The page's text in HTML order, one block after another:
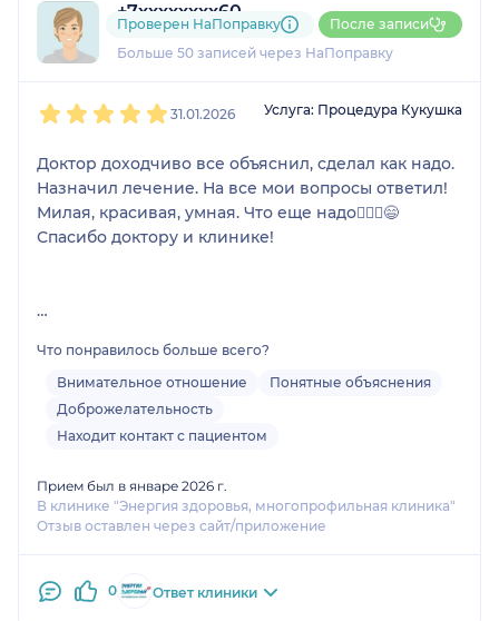
+7xxxxxxxx60
26 отзывов
Больше 50 записей через НаПоправку
Проверен НаПоправку После записи
31.01.2026 Услуга: Процедура Кукушка
Доктор доходчиво все объяснил, сделал как надо.
Назначил лечение. На все мои вопросы ответил!
Милая, красивая, умная. Что еще надо🤷🏼‍♀️😄
Спасибо доктору и клинике!
Что понравилось больше всего?
Внимательное отношение
Понятные объяснения
Доброжелательность
Находит контакт с пациентом
Прием был в январе 2026 г.
В клинике "Энергия здоровья, многопрофильная клиника"
Отзыв оставлен через сайт/приложение
0 Ответ клиники